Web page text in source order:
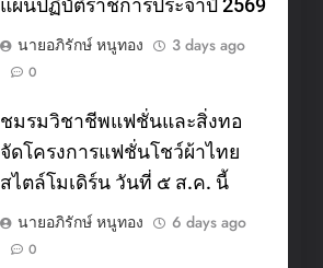
แผนปฏิบัติราชการประจำปี 2569
นายอภิรักษ์ หนูทอง
3 days ago
0
ชมรมวิชาชีพแฟชั่นและสิ่งทอ
จัดโครงการแฟชั่นโชว์ผ้าไทย
สไตล์โมเดิร์น วันที่ ๕ ส.ค. นี้
นายอภิรักษ์ หนูทอง
6 days ago
0